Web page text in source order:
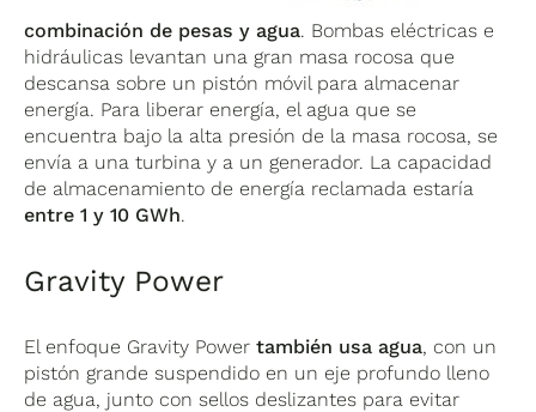
combinación de pesas y agua. Bombas eléctricas e
hidráulicas levantan una gran masa rocosa que
descansa sobre un pistón móvil para almacenar
energía. Para liberar energía, el agua que se
encuentra bajo la alta presión de la masa rocosa, se
envía a una turbina y a un generador. La capacidad
de almacenamiento de energía reclamada estaría
entre 1 y 10 GWh.
Gravity Power
El enfoque Gravity Powertambién usa agua, con un
pistón grande suspendido en un eje profundo lleno
de agua, junto con sellos deslizantes para evitar